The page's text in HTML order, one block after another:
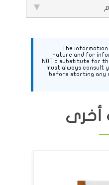
The information
nature and for
NOT a substitute for
must always consult
before starting any
أخرى